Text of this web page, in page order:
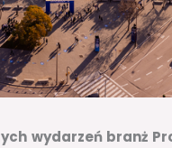
wydarzeń branż